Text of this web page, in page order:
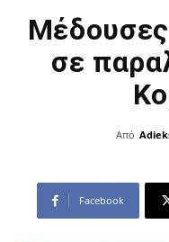
σε
Από
Facebook